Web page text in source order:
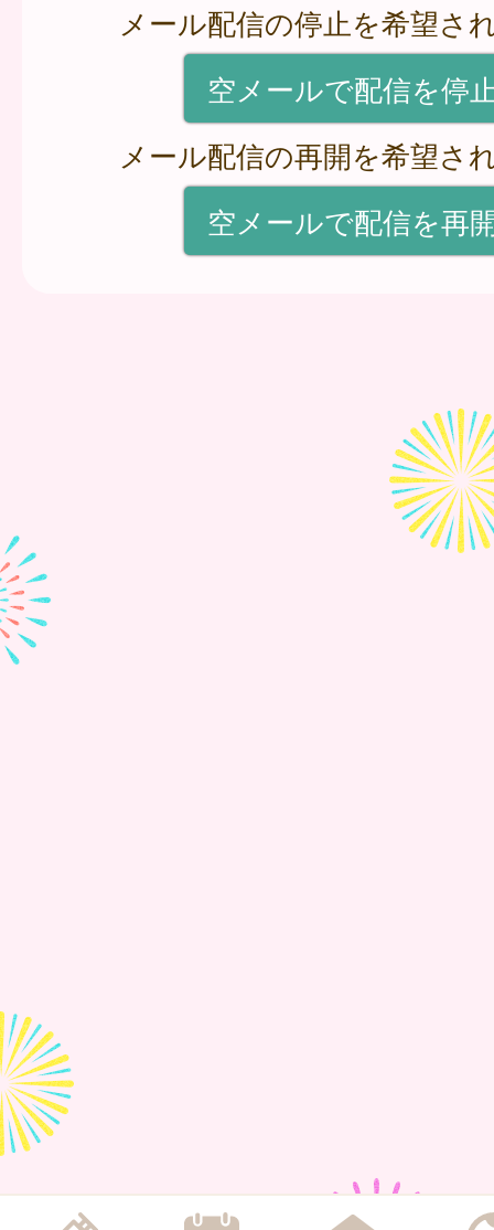
メール配信の停止を希望さ
空メールで配信を停
メール配信の再開を希望さ
空メールで配信を再